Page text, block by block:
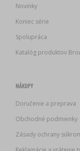
Novinky
Koniec série
Spolupráca
Katalóg produktov
NÁKUPY
Doručenie a preprava
Obchodné podmienky
Zásady ochrany